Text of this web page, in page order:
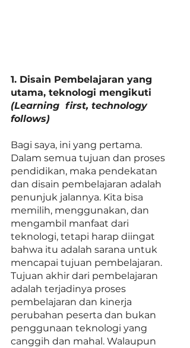
1. Disain Pembelajaran yang
utama, teknologi mengikuti
(Learning  first, technology
follows)
Bagi saya, ini yang pertama.
Dalam semua tujuan dan proses
pendidikan, maka pendekatan
dan disain pembelajaran adalah
penunjuk jalannya. Kita bisa
memilih, menggunakan, dan
mengambil manfaat dari
teknologi, tetapi harap diingat
bahwa itu adalah sarana untuk
mencapai tujuan pembelajaran.
Tujuan akhir dari pembelajaran
adalah terjadinya proses
pembelajaran dan kinerja
perubahan peserta dan bukan
penggunaan teknologi yang
canggih dan mahal. Walaupun